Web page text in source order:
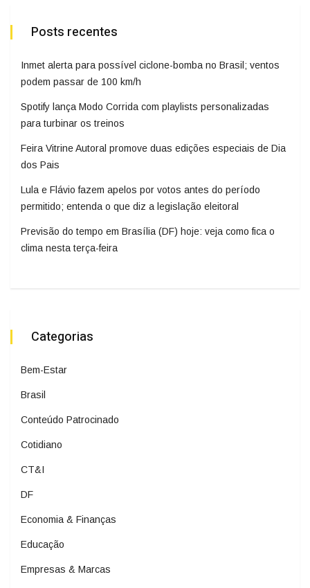
Posts recentes
Inmet alerta para possível ciclone-bomba no Brasil; ventos
podem passar de 100 km/h
Spotify lança Modo Corrida com playlists personalizadas
para turbinar os treinos
Feira Vitrine Autoral promove duas edições especiais de Dia
dos Pais
Lula e Flávio fazem apelos por votos antes do período
permitido; entenda o que diz a legislação eleitoral
Previsão do tempo em Brasília (DF) hoje: veja como fica o
clima nesta terça-feira
Categorias
Bem-Estar
Brasil
Conteúdo Patrocinado
Cotidiano
CT&I
DF
Economia & Finanças
Educação
Empresas & Marcas